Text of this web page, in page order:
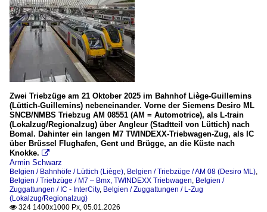
Zwei Triebzüge am 21 Oktober 2025 im Bahnhof Liège-Guillemins
(Lüttich-Guillemins) nebeneinander. Vorne der Siemens Desiro ML
SNCB/NMBS Triebzug AM 08551 (AM = Automotrice), als L-train
(Lokalzug/Regionalzug) über Angleur (Stadtteil von Lüttich) nach
Bomal. Dahinter ein langen M7 TWINDEXX-Triebwagen-Zug, als IC
über Brüssel Flughafen, Gent und Brügge, an die Küste nach
Knokke. 
Armin Schwarz
Belgien / Bahnhöfe / Lüttich (Liège), Belgien / Triebzüge / AM 08 (Desiro ML),
Belgien / Triebzüge / M7 – Bmx, TWINDEXX Triebwagen, Belgien /
Zuggattungen / IC - InterCity, Belgien / Zuggattungen / L-Zug
(Lokalzug/Regionalzug)
 324 1400x1000 Px, 05.01.2026